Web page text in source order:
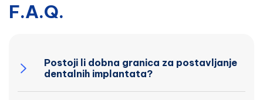
F.A.Q.
Postoji li dobna granica za postavljanje
dentalnih implantata?